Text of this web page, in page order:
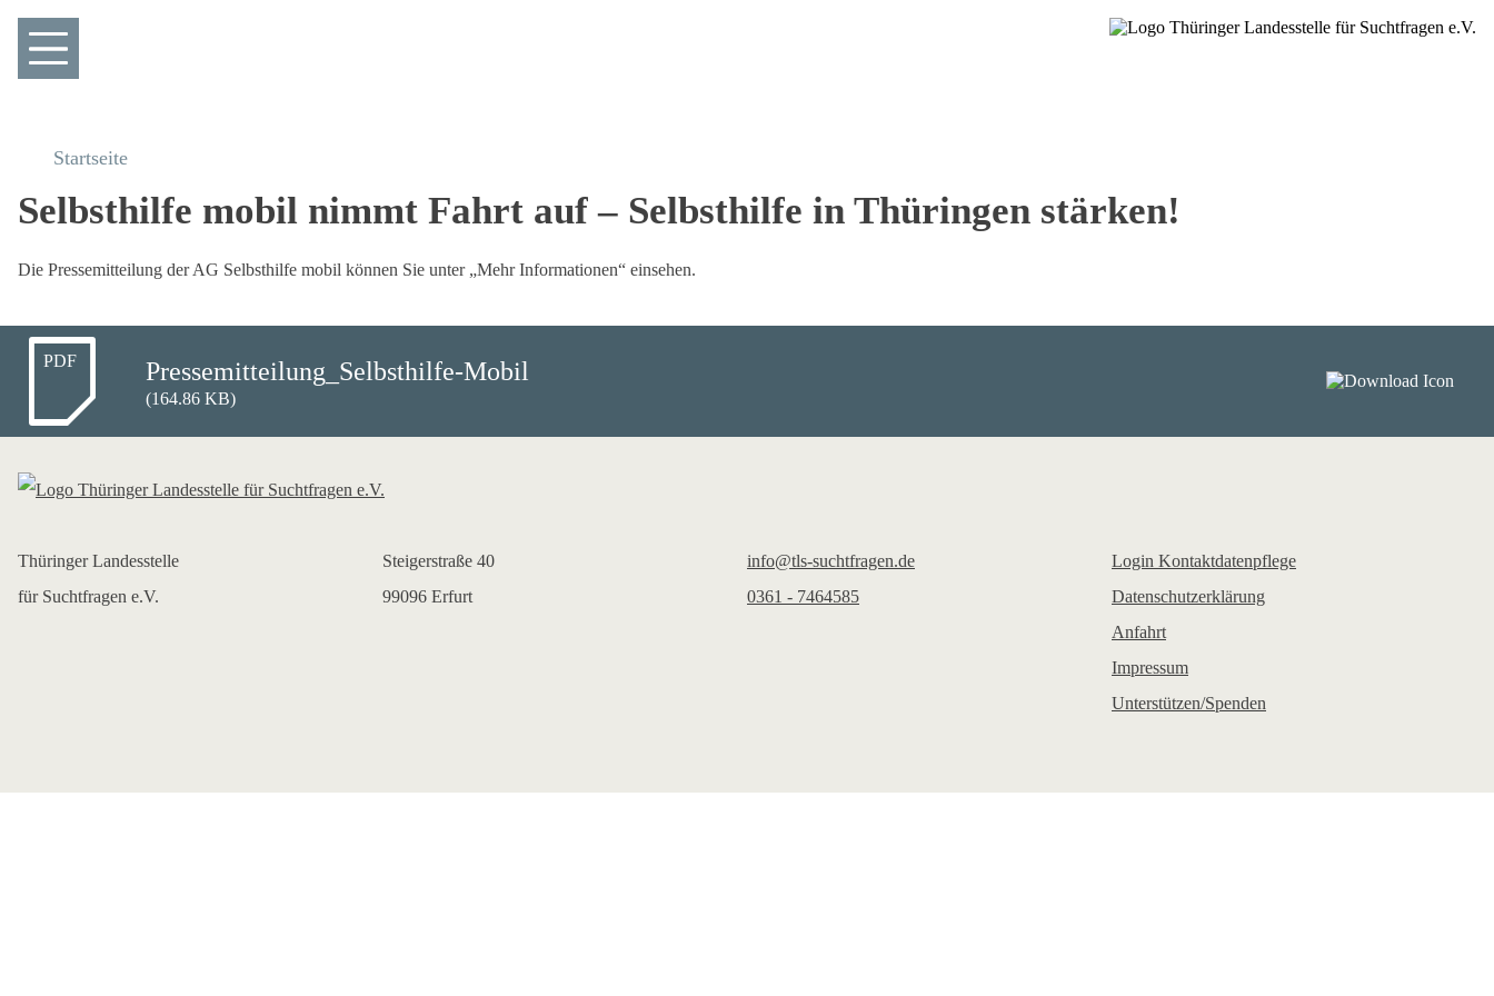
Startseite
Selbsthilfe mobil nimmt Fahrt auf – Selbsthilfe in Thüringen stärken!
Die Pressemitteilung der AG Selbsthilfe mobil können Sie unter „Mehr Informationen“ einsehen.
PDF Pressemitteilung_Selbsthilfe-Mobil
(164.86 KB)
Thüringer Landesstelle
für Suchtfragen e.V.
Steigerstraße 40
99096 Erfurt
info@tls-suchtfragen.de
0361 - 7464585
Login Kontaktdatenpflege
Datenschutzerklärung
Anfahrt
Impressum
Unterstützen/Spenden